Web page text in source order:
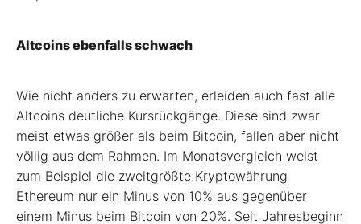
Altcoins ebenfalls schwach
Wie nicht anders zu erwarten, erleiden auch fast alle
Altcoins deutliche Kursrückgänge. Diese sind zwar
meist etwas größer als beim Bitcoin, fallen aber nicht
völlig aus dem Rahmen. Im Monatsvergleich weist
zum Beispiel die zweitgrößte Kryptowährung
Ethereum nur ein Minus von 10% aus gegenüber
einem Minus beim Bitcoin von 20%. Seit Jahresbeginn